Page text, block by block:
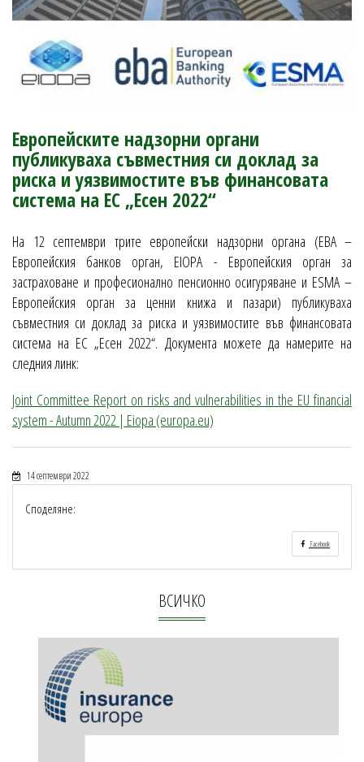
Европейските надзорни органи
публикуваха съвместния си доклад за
риска и уязвимостите във финансовата
система на ЕС „Есен 2022“
На 12 септември трите европейски надзорни органа (EBA –
Европейския банков орган, EIOPA - Европейския орган за
застраховане и професионално пенсионно осигуряване и ESMA –
Европейския орган за ценни книжа и пазари) публикуваха
съвместния си доклад за риска и уязвимостите във финансовата
система на ЕС „Есен 2022“. Документа можете да намерите на
следния линк:
Joint Committee Report on risks and vulnerabilities in the EU financial
system - Autumn 2022 | Eiopa (europa.eu)
14 септември 2022
Споделяне:
Facebook
ВСИЧКО